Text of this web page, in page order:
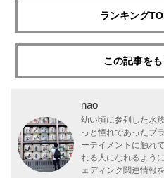
ランキング
この記事を
nao
幼い頃に参列した水
っと憧れであったブ
ーテイメントに触れ
れる人になれるよう
ェディング関連情報